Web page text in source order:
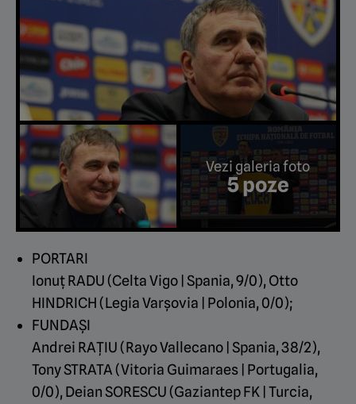
Vezi galeria foto
5 poze
PORTARI
Ionuț RADU (Celta Vigo | Spania, 9/0), Otto
HINDRICH (Legia Varșovia | Polonia, 0/0);
FUNDAȘI
Andrei RAȚIU (Rayo Vallecano | Spania, 38/2),
Tony STRATA (Vitoria Guimaraes | Portugalia,
0/0), Deian SORESCU (Gaziantep FK | Turcia,